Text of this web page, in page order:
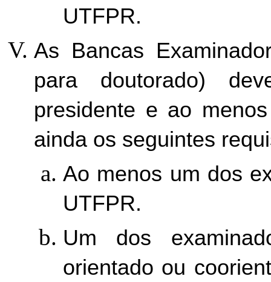
UTFPR.
As Bancas
para doutorado)
presidente e ao
ainda os seguintes
Ao menos um dos
UTFPR.
Um dos
orientado ou